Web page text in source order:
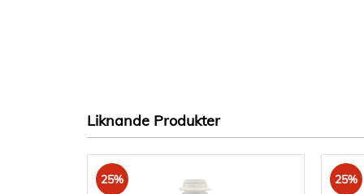
Liknande Produkter
25% 25%